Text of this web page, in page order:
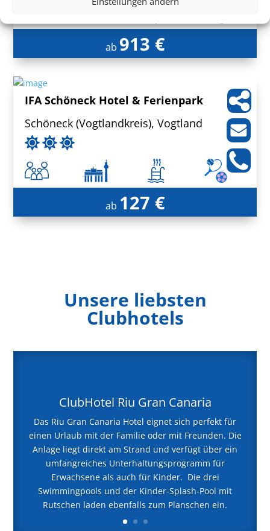
ab 913 €
IFA Schöneck Hotel & Ferienpark
Schöneck (Vogtlandkreis), Vogtland
ab 127 €
Unsere liebsten
Clubhotels
ClubHotel Riu Gran Canaria
Das Riu Gran Canaria Hotel eignet sich perfekt für
einen Urlaub mit der Familie oder mit Freunden. Die
Anlage liegt direkt am Strand und verfügt über ein
umfangreiches Unterhaltungsprogramm für
Erwachsene als auch für Kinder. Die drei
Swimmingpools und der Kinder-Splash-Pool mit
Rutschen laden ebenfalls zum Planschen ein.